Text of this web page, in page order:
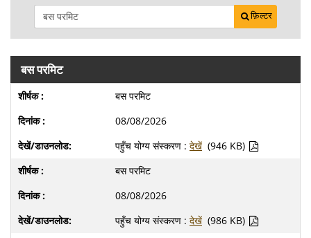
फ़िल्टर
बस परमिट
बस परमिट
08/08/2026
पहुँच योग्य संस्करण : देखें (946 KB)
बस परमिट
08/08/2026
पहुँच योग्य संस्करण : देखें (986 KB)